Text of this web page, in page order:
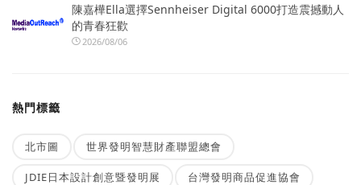
陳嘉樺Ella選擇Sennheiser Digital 6000打造震撼動人
的青春狂歡
2026/08/06
熱門標籤
北市圖 世界發明智慧財產聯盟總會
JDIE日本設計創意暨發明展 台灣發明商品促進協會